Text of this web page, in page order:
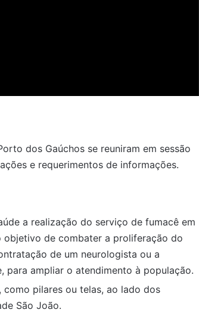
dos Gaúchos se reuniram em sessão
e requerimentos de informações.
a realização do serviço de fumacê em
objetivo de combater a proliferação do
de um neurologista ou a
para ampliar o atendimento à população.
pilares ou telas, ao lado dos
São João.